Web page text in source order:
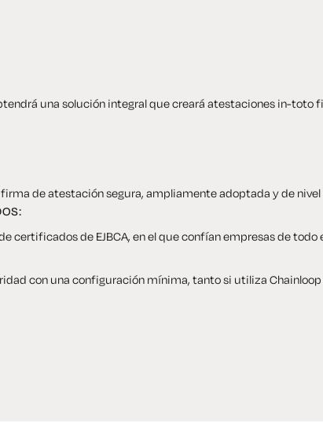
una solución integral que creará atestaciones in-toto
de atestación segura, ampliamente adoptada y de
certificados de EJBCA, en el que confían empresas de todo
con una configuración mínima, tanto si utiliza